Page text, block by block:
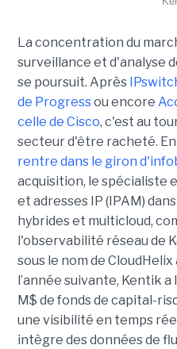
La concentration du
surveillance et d'analyse
se poursuit. Après
de Progressou encore
celle de Cisco, c'est au
secteur d'être racheté.
rentre dans le giron
acquisition, le spécialiste
et adresses IP (IPAM)
hybrides et multicloud,
l'observabilité réseau de
sous le nom de
l’année suivante, Kentik a
M$ de fonds de capital-
une visibilité en temps
intègre des données de